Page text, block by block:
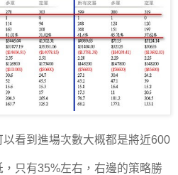
看到進場次數大概都是將近600
只有35%左右，右邊的策略勝